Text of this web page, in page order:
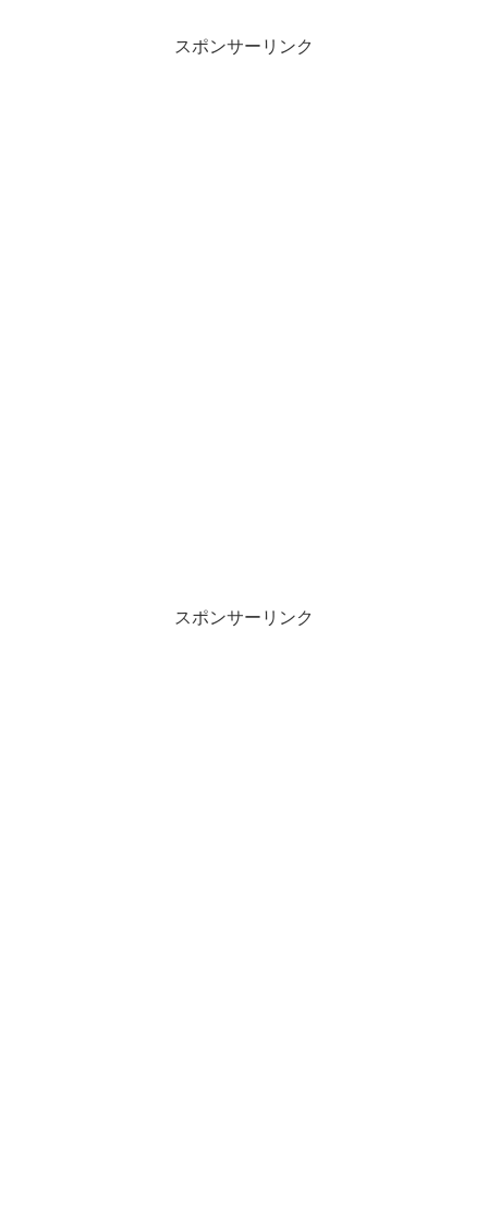
スポンサーリンク
スポンサーリンク